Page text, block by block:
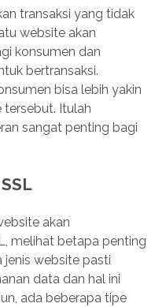
transaksi yang tidak
website akan
konsumen dan
bertransaksi.
bisa lebih yakin
Itulah
sangat penting bagi
akan
melihat betapa penting
jenis website pasti
data dan hal ini
ada beberapa tipe